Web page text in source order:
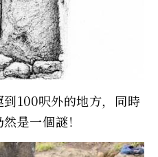
100呎外的地方，同時
是一個謎！